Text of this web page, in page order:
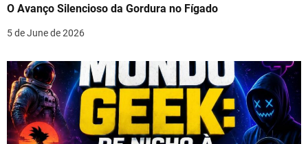
O Avanço Silencioso da Gordura no Fígado
5 de June de 2026